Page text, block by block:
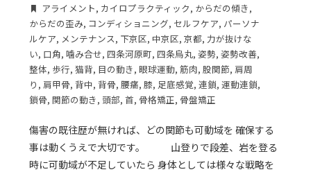
アライメント, カイロプラクティック, からだの傾き,
からだの歪み, コンディショニング, セルフケア, パーソナ
ルケア, メンテナンス, 下京区,中京区,京都, 力が抜けな
い, 口角,噛み合せ,四条河原町,四条烏丸,姿勢,姿勢改善,
整体, 歩行,猫背, 目の動き,眼球運動,筋肉,股関節, 肩周
り , 肩甲骨, 背中, 背骨,腰痛,膝, 足底感覚,連鎖,運動連鎖,
鎖骨,関節の動き, 頭部,首, 骨格矯正, 骨盤矯正
傷害の既往歴が無ければ、どの関節も可動域を 確保する
事は動くうえで大切です。 山登りで段差、岩を登る
時に可動域が不足していたら 身体としては様々な戦略を